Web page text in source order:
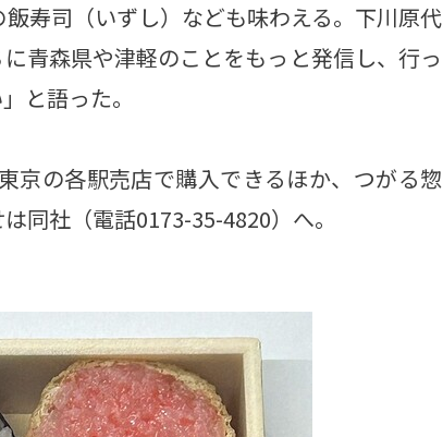
寿司（いずし）なども味わえる。下川原代
青森県や津軽のことをもっと発信し、行っ
と語った。
京の各駅売店で購入できるほか、つがる惣
同社（電話0173-35-4820）へ。